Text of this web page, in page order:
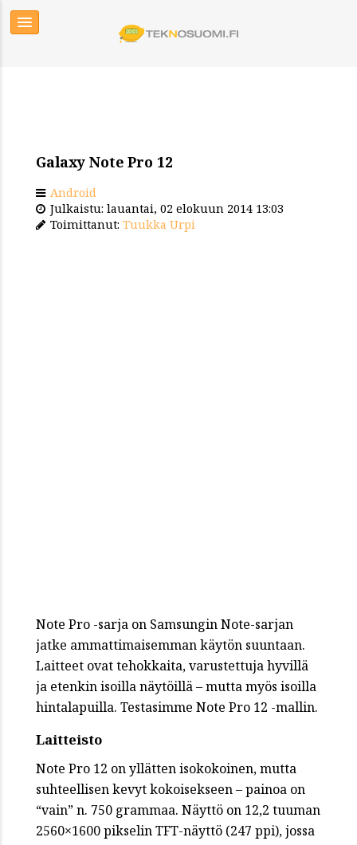
Galaxy Note Pro 12
Android
Julkaistu: lauantai, 02 elokuun 2014 13:03
Toimittanut: Tuukka Urpi
Note Pro -sarja on Samsungin Note-sarjan
jatke ammattimaisemman käytön suuntaan.
Laitteet ovat tehokkaita, varustettuja hyvillä
ja etenkin isoilla näytöillä – mutta myös isoilla
hintalapuilla. Testasimme Note Pro 12 -mallin.
Laitteisto
Note Pro 12 on yllätten isokokoinen, mutta
suhteellisen kevyt kokoisekseen – painoa on
“vain” n. 750 grammaa. Näyttö on 12,2 tuuman
2560×1600 pikselin TFT-näyttö (247 ppi), jossa